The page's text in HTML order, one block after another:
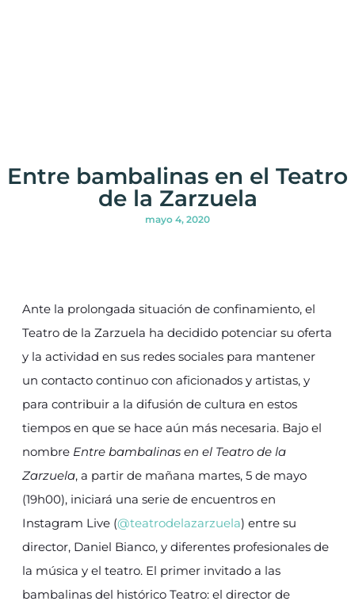
Entre bambalinas en el Teatro
de la Zarzuela
mayo 4, 2020
Ante la prolongada situación de confinamiento, el
Teatro de la Zarzuela ha decidido potenciar su oferta
y la actividad en sus redes sociales para mantener
un contacto continuo con aficionados y artistas, y
para contribuir a la difusión de cultura en estos
tiempos en que se hace aún más necesaria. Bajo el
nombre Entre bambalinas en el Teatro de la
Zarzuela, a partir de mañana martes, 5 de mayo
(19h00), iniciará una serie de encuentros en
Instagram Live (@teatrodelazarzuela) entre su
director, Daniel Bianco, y diferentes profesionales de
la música y el teatro. El primer invitado a las
bambalinas del histórico Teatro: el director de